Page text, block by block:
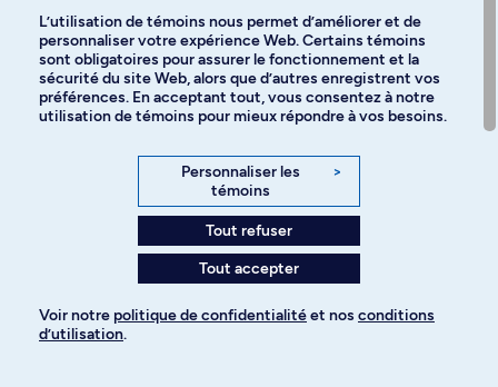
Facebook Instagram
TikTok YouTube
Politique de confidentialité
L’utilisation de témoins nous permet d’améliorer et de
personnaliser votre expérience Web. Certains témoins
sont obligatoires pour assurer le fonctionnement et la
sécurité du site Web, alors que d’autres enregistrent vos
préférences. En acceptant tout, vous consentez à notre
utilisation de témoins pour mieux répondre à vos besoins.
Personnaliser les
témoins
>
Tout refuser
Tout accepter
Voir notre politique de confidentialitéet nos conditions
d’utilisation.